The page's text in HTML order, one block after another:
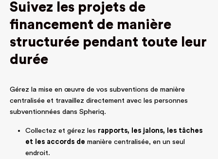
Suivez les projets de
financement de manière
structurée pendant toute leur
durée
Gérez la mise en œuvre de vos subventions de manière
centralisée et travaillez directement avec les personnes
subventionnées dans Spheriq.
Collectez et gérez les rapports, les jalons, les tâches
et les accords de manière centralisée, en un seul
endroit.